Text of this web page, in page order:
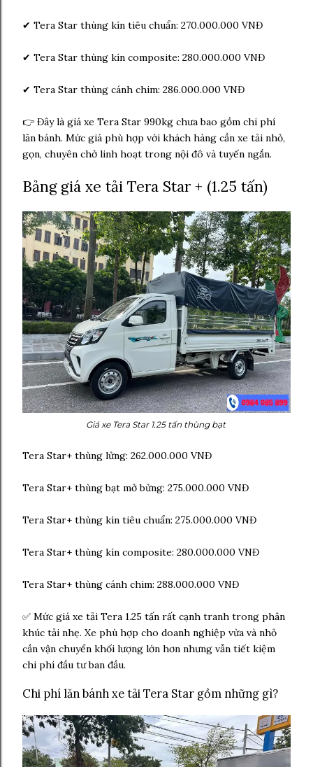
✔ Tera Star thùng kín tiêu chuẩn: 270.000.000 VNĐ
✔ Tera Star thùng kín composite: 280.000.000 VNĐ
✔ Tera Star thùng cánh chim: 286.000.000 VNĐ
👉 Đây là giá xe Tera Star 990kg chưa bao gồm chi phí
lăn bánh. Mức giá phù hợp với khách hàng cần xe tải nhỏ,
gọn, chuyên chở linh hoạt trong nội đô và tuyến ngắn.
Bảng giá xe tải Tera Star + (1.25 tấn)
Giá xe Tera Star 1.25 tấn thùng bạt
Tera Star+ thùng lửng: 262.000.000 VNĐ
Tera Star+ thùng bạt mở bửng: 275.000.000 VNĐ
Tera Star+ thùng kín tiêu chuẩn: 275.000.000 VNĐ
Tera Star+ thùng kín composite: 280.000.000 VNĐ
Tera Star+ thùng cánh chim: 288.000.000 VNĐ
✅ Mức giá xe tải Tera 1.25 tấn rất cạnh tranh trong phân
khúc tải nhẹ. Xe phù hợp cho doanh nghiệp vừa và nhỏ
cần vận chuyển khối lượng lớn hơn nhưng vẫn tiết kiệm
chi phí đầu tư ban đầu.
Chi phí lăn bánh xe tải Tera Star gồm những gì?